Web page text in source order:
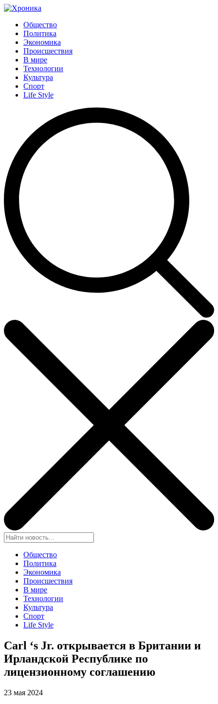
Общество
Политика
Экономика
Происшествия
В мире
Технологии
Культура
Спорт
Life Style
Общество
Политика
Экономика
Происшествия
В мире
Технологии
Культура
Спорт
Life Style
Carl ‘s Jr. открывается в Британии и
Ирландской Республике по
лицензионному соглашению
23 мая 2024